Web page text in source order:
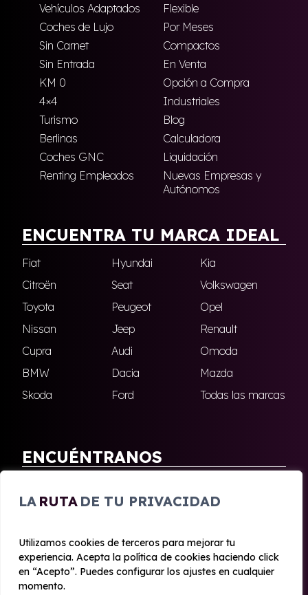
LA RUTA DE TU PRIVACIDAD
Utilizamos cookies de terceros para mejorar tu
experiencia. Acepta la política de cookies haciendo click
en “Acepto”. Puedes configurar los ajustes en cualquier
momento.
Vehículos Adaptados
Flexible
Coches de Lujo
Por Meses
Sin Carnet
Compactos
Sin Entrada
En Venta
KM 0
Opción a Compra
4×4
Industriales
Turismo
Blog
Berlinas
Calculadora
Coches GNC
Liquidación
Renting Empleados
Nuevas Empresas y
Autónomos
ENCUENTRA TU MARCA IDEAL
Fiat Hyundai
Kia
Citroën
Seat
Volkswagen
Toyota
Peugeot
Opel
Nissan
Jeep
Renault
Cupra
Audi
Omoda
BMW
Dacia
Mazda
Skoda
Ford Todas las marcas
ENCUÉNTRANOS
Marbella
Nerja
© 2020 - 2026 Malagueta Renting
Aviso legal y Privacidad